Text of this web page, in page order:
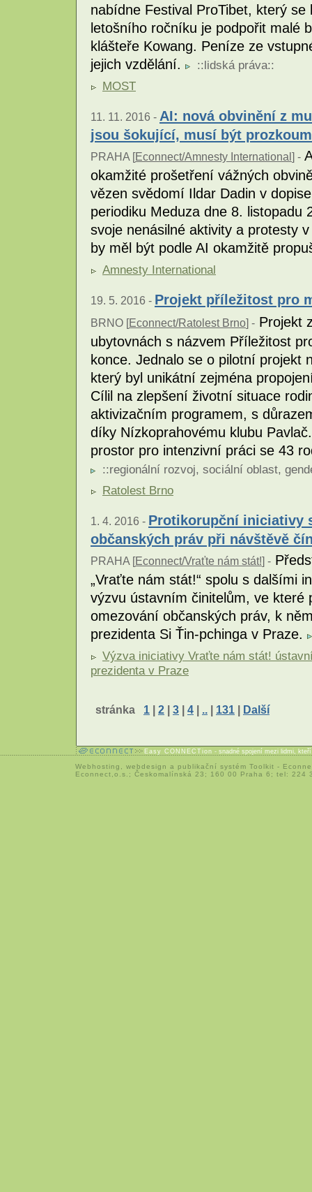
nabídne Festival ProTibet, který
letošního ročníku je podpořit malé
klášteře Kowang. Peníze ze
jejich vzdělání.
::lidská práva::
MOST
11. 11. 2016 - AI: nová obvinění z
jsou šokující, musí být
PRAHA [Econnect/Amnesty International ] -
okamžité prošetření vážných
vězen svědomí Ildar Dadin v
periodiku Meduza dne 8. listopadu
svoje nenásilné aktivity a protesty
by měl být podle AI okamžitě
Amnesty International
19. 5. 2016 - Projekt příležitost pro
BRNO [Econnect/Ratolest Brno] - Projekt
ubytovnách s názvem Příležitost
konce. Jednalo se o pilotní projekt
který byl unikátní zejména
Cílil na zlepšení životní situace
aktivizačním programem, s
díky Nízkoprahovému klubu
prostor pro intenzivní práci se 43
::regionální rozvoj, sociální oblast,
Ratolest Brno
1. 4. 2016 - Protikorupční iniciativy
občanských práv při návštěvě
PRAHA [Econnect/Vraťte nám stát!] -
„Vraťte nám stát!“ spolu s dalšími
výzvu ústavním činitelům, ve
omezování občanských práv, k
prezidenta Si Ťin-pchinga v Praze.
Výzva iniciativy Vraťte nám stát!
prezidenta v Praze
stránka 1 | 2 | 3 | 4 | .. | 131 | Další
Easy CONNECTion - snadné spojení mezi lidmi,
Webhosting webdesign a publikační systém Toolkit -
Econnect,o.s.; Českomalínská 23; 160 00 Praha 6; tel: 224